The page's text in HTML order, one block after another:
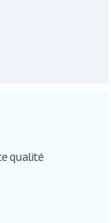
qualité